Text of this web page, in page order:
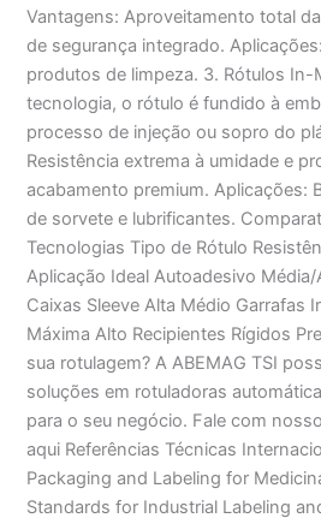
Vantagens: Aproveitamento total
de segurança integrado.
produtos de limpeza. 3. Rótulos In-
tecnologia, o rótulo é fundido à
processo de injeção ou sopro do
Resistência extrema à umidade e
acabamento premium. Aplicações:
de sorvete e lubrificantes.
Tecnologias Tipo de Rótulo
Aplicação Ideal Autoadesivo
Caixas Sleeve Alta Médio Garrafas
Máxima Alto Recipientes Rígidos
sua rotulagem? A ABEMAG TSI
soluções em rotuladoras
para o seu negócio. Fale com
aqui Referências Técnicas
Packaging and Labeling for
Standards for Industrial Labeling